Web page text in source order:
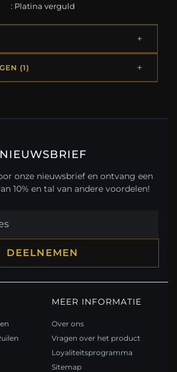
: Platina verguld
(1)
NIEUWSBRIEF
onze nieuwsbrief en ontvang een
10% en tal van andere voordelen!
DEELNEMEN
MEER INFORMATIE
Over ons
Vragen over het product
Loyaliteitsprogramma
Sitemap